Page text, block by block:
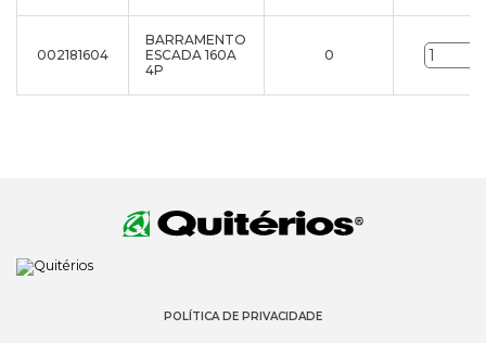
002181604
BARRAMENTO
ESCADA 160A
4P
0
POLÍTICA DE PRIVACIDADE